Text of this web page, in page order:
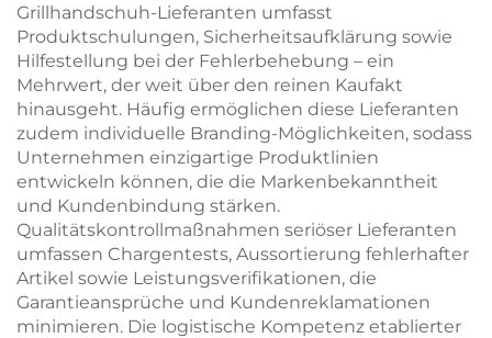
Grillhandschuh-Lieferanten umfasst
Produktschulungen, Sicherheitsaufklärung sowie
Hilfestellung bei der Fehlerbehebung – ein
Mehrwert, der weit über den reinen Kaufakt
hinausgeht. Häufig ermöglichen diese Lieferanten
zudem individuelle Branding-Möglichkeiten, sodass
Unternehmen einzigartige Produktlinien
entwickeln können, die die Markenbekanntheit
und Kundenbindung stärken.
Qualitätskontrollmaßnahmen seriöser Lieferanten
umfassen Chargentests, Aussortierung fehlerhafter
Artikel sowie Leistungsverifikationen, die
Garantieansprüche und Kundenreklamationen
minimieren. Die logistische Kompetenz etablierter